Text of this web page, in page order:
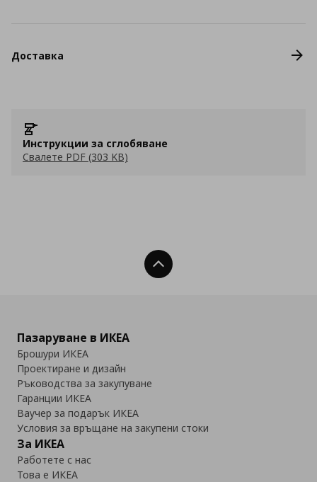
Доставка
Инструкции за сглобяване
Свалете PDF (303 KB)
Нагоре
Пазаруване в ИКЕА
Брошури ИКЕА
Проектиране и дизайн
Ръководства за закупуване
Гаранции ИКЕА
Ваучер за подарък ИКЕА
Условия за връщане на закупени стоки
За ИКЕА
Работете с нас
Това е ИКЕА